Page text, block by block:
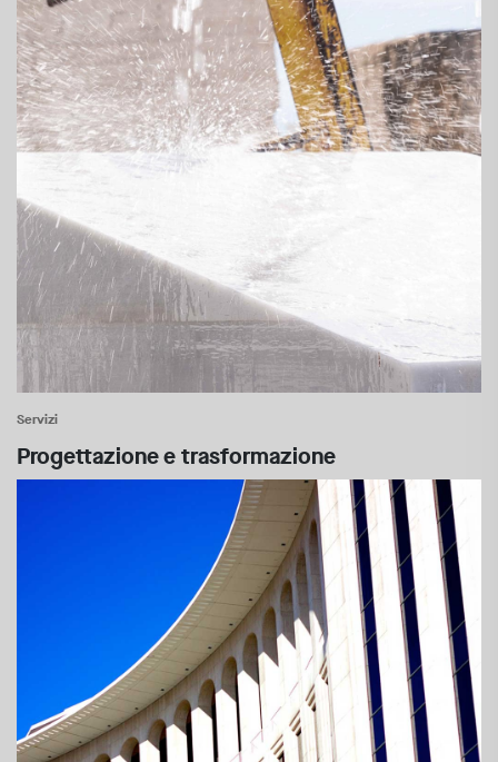
Servizi
Progettazione e trasformazione